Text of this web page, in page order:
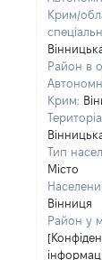
Крим/
Район в
Крим:
Тип
Місто
Вінниця
Район у